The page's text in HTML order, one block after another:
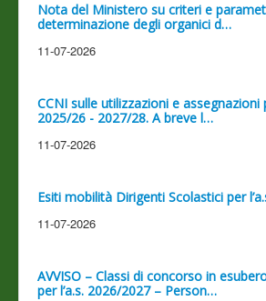
Nota del Ministero su criteri e
determinazione degli organici d…
11-07-2026
CCNI sulle utilizzazioni e assegnazioni
2025/26 - 2027/28. A breve l…
11-07-2026
Esiti mobilità Dirigenti Scolastici per
11-07-2026
AVVISO – Classi di concorso in
per l’a.s. 2026/2027 – Person…